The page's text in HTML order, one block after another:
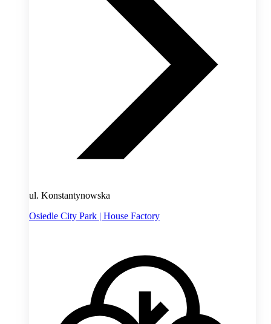
ul. Konstantynowska
Osiedle City Park | House Factory